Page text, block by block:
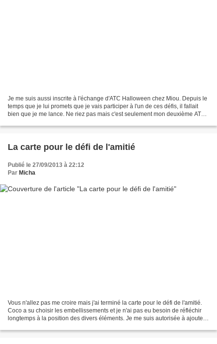
Je me suis aussi inscrite à l'échange d'ATC Halloween chez Miou. Depuis le
temps que je lui promets que je vais participer à l'un de ces défis, il fallait
bien que je me lance. Ne riez pas mais c'est seulement mon deuxième ATC,
La carte pour le défi de l'amitié
Publié le 27/09/2013 à 22:12
Par Micha
Vous n'allez pas me croire mais j'ai terminé la carte pour le défi de l'amitié.
Coco a su choisir les embellissements et je n'ai pas eu besoin de réfléchir
longtemps à la position des divers éléments. Je me suis autorisée à ajouter